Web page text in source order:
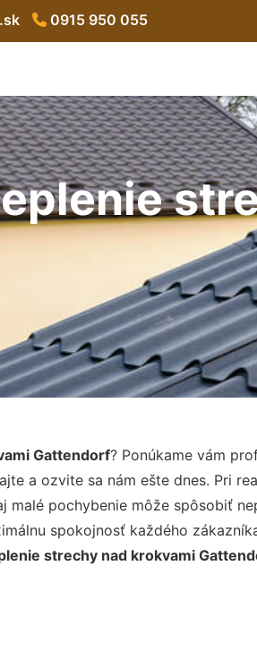
0915 950 055
Gattendorf? Ponúkame vám
a ozvite sa nám ešte dnes. Pri
malé pochybenie môže spôsobiť
spokojnosť každého
strechy nad krokvami